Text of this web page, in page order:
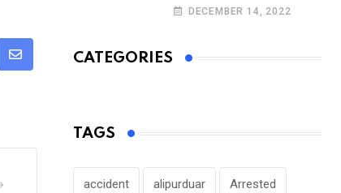
Share
DECEMBER 14, 2022
CATEGORIES
TAGS
accident alipurduar Arrested